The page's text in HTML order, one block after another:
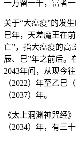
一万留一千，富者
关于“大瘟疫”的发
巳年，天差魔王在
亡”，指大瘟疫的高
辰、巳”年之前后。
2043年间，从现今
（2022）年至乙巳
（2037）年。
《太上洞渊神咒经
（2034）年，有三